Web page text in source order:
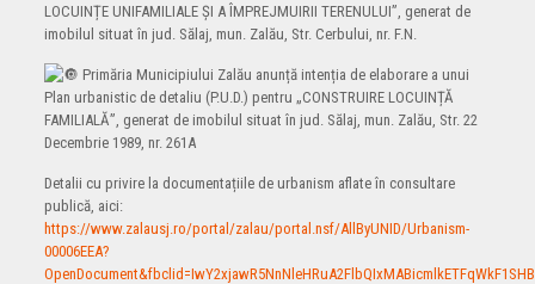
LOCUINȚE UNIFAMILIALE ȘI A ÎMPREJMUIRII TERENULUI”, generat de
imobilul situat în jud. Sălaj, mun. Zalău, Str. Cerbului, nr. F.N.
Primăria Municipiului Zalău anunță intenția de elaborare a unui
Plan urbanistic de detaliu (P.U.D.) pentru „CONSTRUIRE LOCUINȚĂ
FAMILIALĂ”, generat de imobilul situat în jud. Sălaj, mun. Zalău, Str. 22
Decembrie 1989, nr. 261A
Detalii cu privire la documentațiile de urbanism aflate în consultare
publică, aici:
https://www.zalausj.ro/portal/zalau/portal.nsf/AllByUNID/Urbanism-
00006EEA?